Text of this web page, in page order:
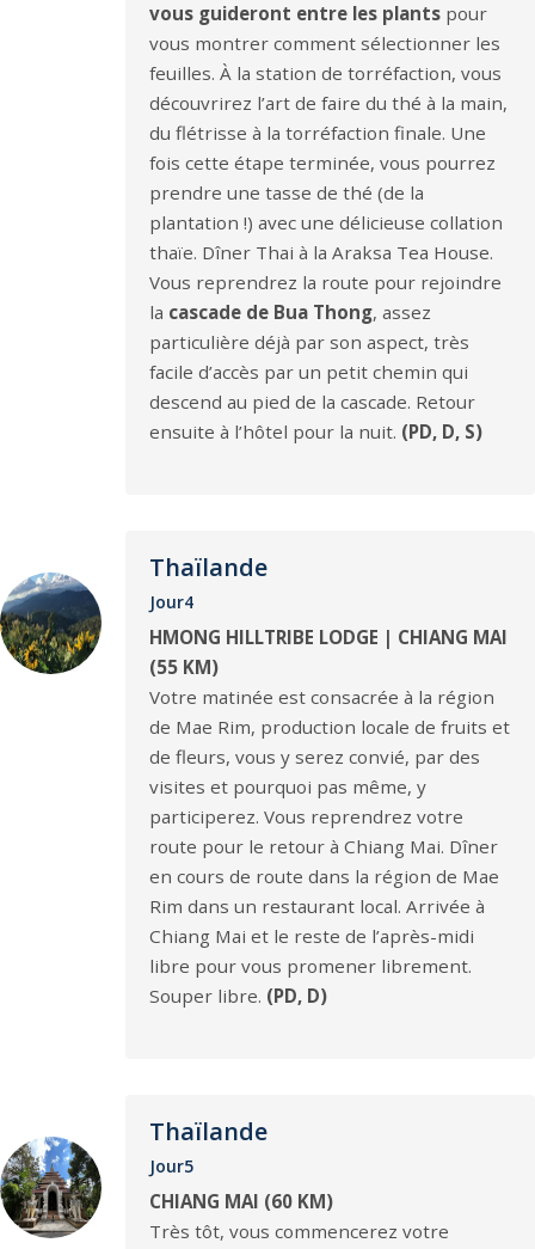
vous guideront entre les plants pour
vous montrer comment sélectionner les
feuilles. À la station de torréfaction, vous
découvrirez l’art de faire du thé à la main,
du flétrisse à la torréfaction finale. Une
fois cette étape terminée, vous pourrez
prendre une tasse de thé (de la
plantation !) avec une délicieuse collation
thaïe. Dîner Thai à la Araksa Tea House.
Vous reprendrez la route pour rejoindre
la cascade de Bua Thong, assez
particulière déjà par son aspect, très
facile d’accès par un petit chemin qui
descend au pied de la cascade. Retour
ensuite à l’hôtel pour la nuit. (PD, D, S)
Thaïlande
Jour4
HMONG HILLTRIBE LODGE | CHIANG MAI
(55 KM)
Votre matinée est consacrée à la région
de Mae Rim, production locale de fruits et
de fleurs, vous y serez convié, par des
visites et pourquoi pas même, y
participerez. Vous reprendrez votre
route pour le retour à Chiang Mai. Dîner
en cours de route dans la région de Mae
Rim dans un restaurant local. Arrivée à
Chiang Mai et le reste de l’après-midi
libre pour vous promener librement.
Souper libre. (PD, D)
Thaïlande
Jour5
CHIANG MAI (60 KM)
Très tôt, vous commencerez votre